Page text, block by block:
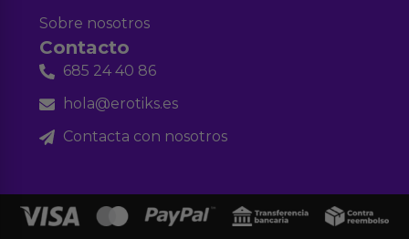
Sobre nosotros
Contacto
685 24 40 86
hola@erotiks.es
Contacta con nosotros